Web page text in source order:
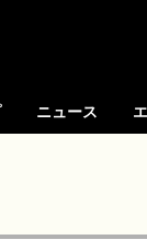
ニュース